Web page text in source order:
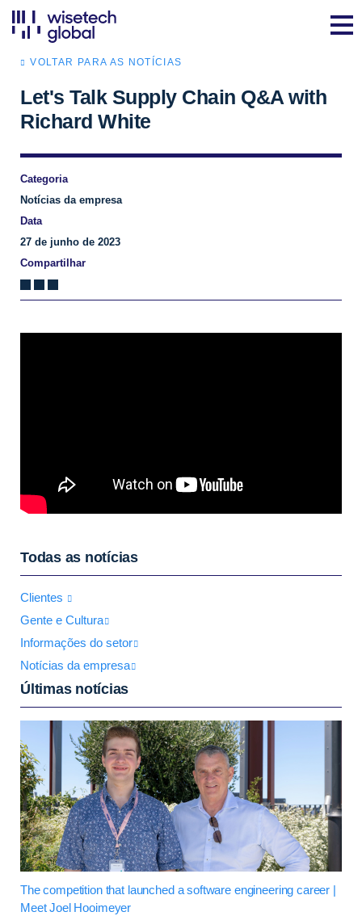
VOLTAR PARA AS NOTÍCIAS
Let's Talk Supply Chain Q&A with
Richard White
Categoria
Notícias da empresa
Data
27 de junho de 2023
Compartilhar
Todas as notícias
Clientes
Gente e Cultura
Informações do setor
Notícias da empresa
Últimas notícias
The competition that launched a software engineering career |
Meet Joel Hooimeyer